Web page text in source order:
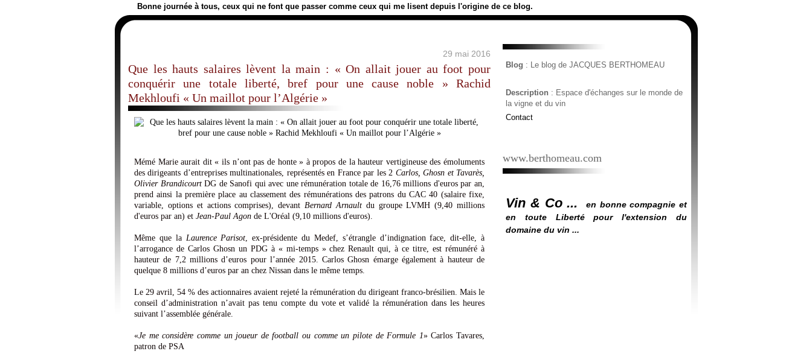
Bonne journée à tous, ceux qui ne font que passer comme ceux qui me lisent depuis l'origine de ce blog.
29 mai 2016
Que les hauts salaires lèvent la main : « On allait jouer au foot pour
conquérir une totale liberté, bref pour une cause noble » Rachid
Mekhloufi « Un maillot pour l’Algérie »
Mémé Marie aurait dit « ils n’ont pas de honte » à propos de la hauteur vertigineuse des émoluments
des dirigeants d’entreprises multinationales, représentés en France par les 2 Carlos, Ghosn et Tavarès,
Olivier BrandicourtDG de Sanofi qui avec une rémunération totale de 16,76 millions d'euros par an,
prend ainsi la première place au classement des rémunérations des patrons du CAC 40 (salaire fixe,
variable, options et actions comprises), devant Bernard Arnaultdu groupe LVMH (9,40 millions
d'euros par an) et Jean-Paul Agon de L'Oréal (9,10 millions d'euros).
Même que la Laurence Parisot, ex-présidente du Medef, s’étrangle d’indignation face, dit-elle, à
l’arrogance de Carlos Ghosn un PDG à « mi-temps » chez Renault qui, à ce titre, est rémunéré à
hauteur de 7,2 millions d’euros pour l’année 2015. Carlos Ghosn émarge également à hauteur de
quelque 8 millions d’euros par an chez Nissan dans le même temps.
Le 29 avril, 54 % des actionnaires avaient rejeté la rémunération du dirigeant franco-brésilien. Mais le
conseil d’administration n’avait pas tenu compte du vote et validé la rémunération dans les heures
suivant l’assemblée générale.
«Je me considère comme un joueur de football ou comme un pilote de Formule 1» Carlos Tavares,
patron de PSA
Blog : Le blog de JACQUES BERTHOMEAU
Description : Espace d'échanges sur le monde de
la vigne et du vin
Contact
www.berthomeau.com
Vin & Co ...
en bonne compagnie et
en toute Liberté pour l'extension du
domaine du vin ...